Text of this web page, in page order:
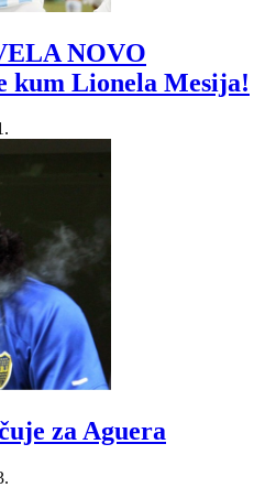
NOVO
kum Lionela Mesija!
za Aguera